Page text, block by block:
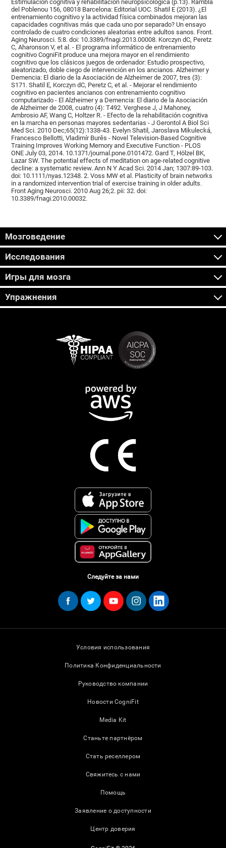
Estimulación cognitiva y rehabilitación neuropsicológica (p.13). Rambla
del Poblenou 156, 08018 Barcelona: Editorial UOC. Shatil E (2013). ¿El
entrenamiento cognitivo y la actividad física combinados mejoran las
capacidades cognitivas más que cada uno por separado? Un ensayo
controlado de cuatro condiciones aleatorias entre adultos sanos. Front.
Aging Neurosci. 5:8. doi: 10.3389/fnagi.2013.00008. Korczyn dC, Peretz
C, Aharonson V, et al. - El programa informático de entrenamiento
cognitivo CogniFit produce una mejora mayor en el rendimiento
cognitivo que los clásicos juegos de ordenador: Estudio prospectivo,
aleatorizado, doble ciego de intervención en los ancianos. Alzheimer y
Demencia: El diario de la Asociación de Alzheimer de 2007, tres (3):
S171. Shatil E, Korczyn dC, Peretz C, et al. - Mejorar el rendimiento
cognitivo en pacientes ancianos con entrenamiento cognitivo
computarizado - El Alzheimer y a Demencia: El diario de la Asociación
de Alzheimer de 2008, cuatro (4): T492. Verghese J, J Mahoney,
Ambrosio AF, Wang C, Holtzer R. - Efecto de la rehabilitación cognitiva
en la marcha en personas mayores sedentarias - J Gerontol A Biol Sci
Med Sci. 2010 Dec;65(12):1338-43. Evelyn Shatil, Jaroslava Mikulecká,
Francesco Bellotti, Vladimír Burěs - Novel Television-Based Cognitive
Training Improves Working Memory and Executive Function - PLOS
ONE July 03, 2014. 10.1371/journal.pone.0101472. Gard T, Hölzel BK,
Lazar SW. The potential effects of meditation on age-related cognitive
decline: a systematic review. Ann N Y Acad Sci. 2014 Jan; 1307:89-103.
doi: 10.1111/nyas.12348. 2. Voss MW et al. Plasticity of brain networks
in a randomized intervention trial of exercise training in older adults.
Front Aging Neurosci. 2010 Aug 26;2. pii: 32. doi:
10.3389/fnagi.2010.00032.
Мозговедение
Исследования
Игры для мозга
Упражнения
Следуйте за нами
Условия использования
Политика Конфиденциальности
Руководство компании
Новости CogniFit
Media Kit
Станьте партнёром
Стать реселлером
Свяжитесь с нами
Помощь
Заявление о доступности
Центр доверия